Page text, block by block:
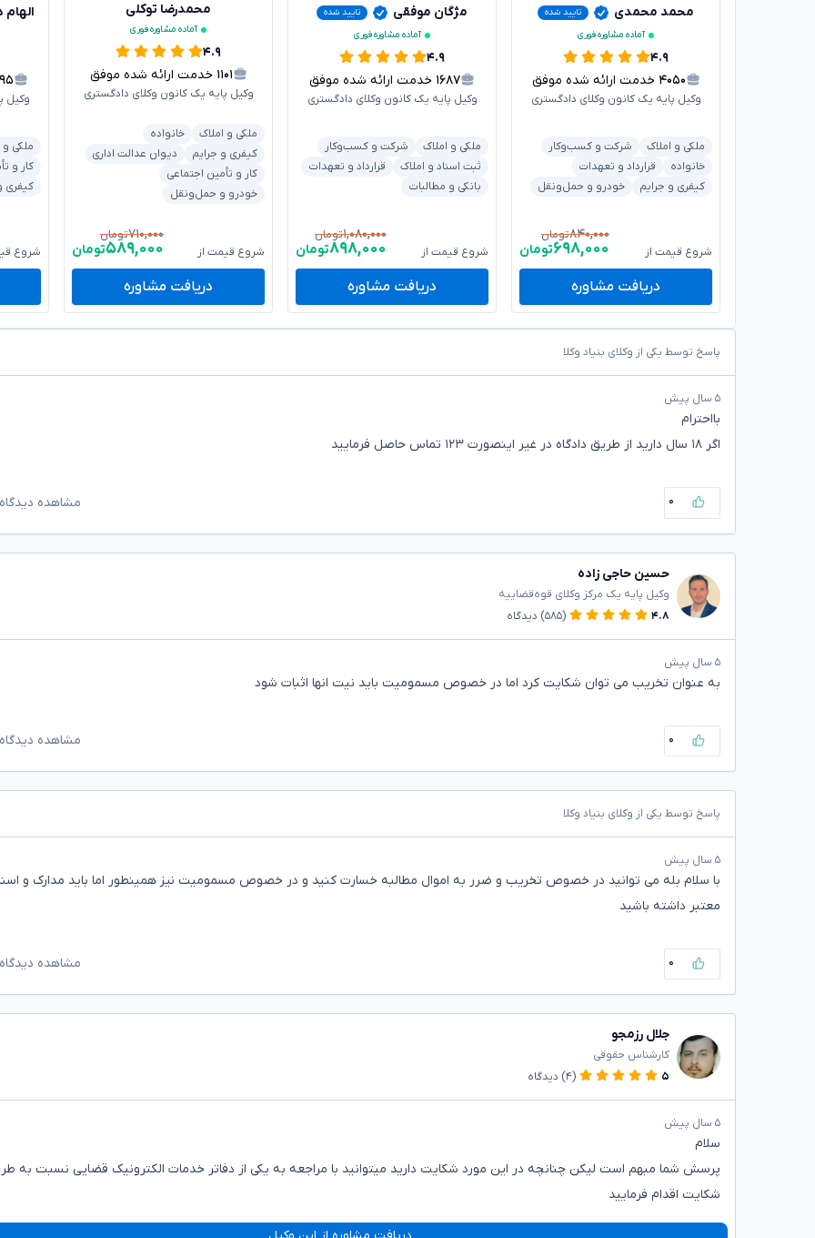
محمد محمدی
تایید شده
آماده مشاوره فوری
۴.۹
۴۰۵۰ خدمت ارائه شده موفق
وکیل پایه یک کانون وکلای دادگستری
ملکی و املاک
شرکت و کسب‌وکار
خانواده
قرارداد و تعهدات
کیفری و جرایم
خودرو و حمل‌ونقل
شروع قیمت از
۸۴۰,۰۰۰تومان
۶۹۸,۰۰۰تومان
دریافت مشاوره
مژگان موفقی
تایید شده
آماده مشاوره فوری
۴.۹
۱۶۸۷ خدمت ارائه شده موفق
وکیل پایه یک کانون وکلای دادگستری
ملکی و املاک
شرکت و کسب‌وکار
ثبت اسناد و املاک
قرارداد و تعهدات
بانکی و مطالبات
شروع قیمت از
۱,۰۸۰,۰۰۰تومان
۸۹۸,۰۰۰تومان
دریافت مشاوره
محمدرضا توکلی
آماده مشاوره فوری
۴.۹
۱۱۰۱ خدمت ارائه شده موفق
وکیل پایه یک کانون وکلای دادگستری
ملکی و املاک
خانواده
کیفری و جرایم
دیوان عدالت اداری
کار و تأمین اجتماعی
خودرو و حمل‌ونقل
شروع قیمت از
۷۱۰,۰۰۰تومان
۵۸۹,۰۰۰تومان
دریافت مشاوره
الهام
وکیل
ملکی و
کار و
کیفری
شروع
پاسخ توسط یکی از وکلای بنیاد وکلا
۵ سال پیش
بااحترام
اگر ۱۸ سال دارید از طریق دادگاه در غیر اینصورت ۱۲۳ تماس حاصل فرمایید
۰ مشاهده
حسین حاجی زاده
وکیل پایه یک مرکز وکلای قوه‌قضاییه
۴.۸
(۵۸۵) دیدگاه
۵ سال پیش
به عنوان تخریب می توان شکایت کرد اما در خصوص مسمومیت باید نیت انها اثبات شود
۰ مشاهده
پاسخ توسط یکی از وکلای بنیاد وکلا
۵ سال پیش
با سلام بله می توانید در خصوص تخریب و ضرر به اموال مطالبه خسارت کنید و در خصوص مسمومیت نیز همینطور اما باید مدارک و
معتبر داشته باشید
۰ مشاهده
جلال رزمجو
کارشناس حقوقی
۵
(۴) دیدگاه
۵ سال پیش
سلام
پرسش شما مبهم است لیکن چنانچه در این مورد شکایت دارید میتوانید با مراجعه به یکی از دفاتر خدمات الکترونیک قضایی نسبت به
شکایت اقدام فرمایید